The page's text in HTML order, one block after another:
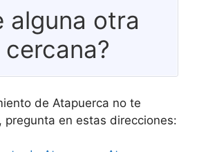
alguna otra
de Atapuerca no te
pregunta en estas direcciones: